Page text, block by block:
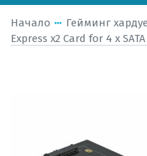
Начало Гейминг
Express x2 Card for 4 x